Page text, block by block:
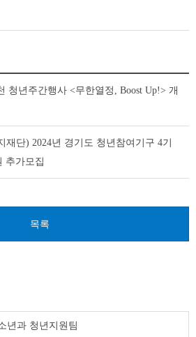
청년주간행사 <무한열정, Boost Up!> 개
재단) 2024년 경기도 청년참여기구 4기
추가모집
목록
년과 청년지원팀